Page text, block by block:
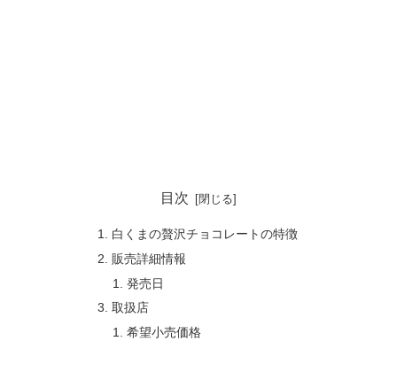
目次
白くまの贅沢チョコレートの特徴
販売詳細情報
発売日
取扱店
希望小売価格